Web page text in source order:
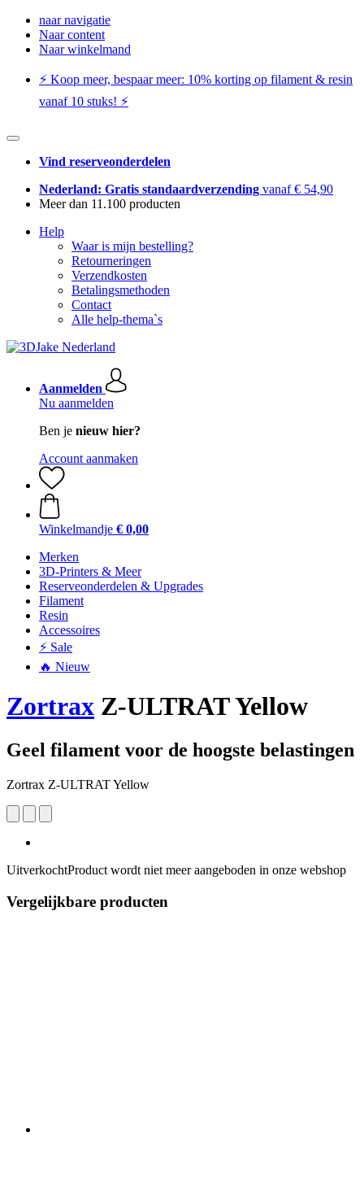
naar navigatie
Naar content
Naar winkelmand
⚡️ Koop meer, bespaar meer: ​​10% korting op filament & resin
vanaf 10 stuks! ⚡️
Vind reserveonderdelen
Nederland: Gratis standaardverzending vanaf € 54,90
Meer dan 11.100 producten
Help
Waar is mijn bestelling?
Retourneringen
Verzendkosten
Betalingsmethoden
Contact
Alle help-thema`s
Aanmelden
Nu aanmelden
Ben je nieuw hier?
Account aanmaken
Winkelmandje € 0,00
Merken
3D-Printers & Meer
Reserveonderdelen & Upgrades
Filament
Resin
Accessoires
⚡ Sale
🔥 Nieuw
Zortrax Z-ULTRAT Yellow
Geel filament voor de hoogste belastingen
Zortrax Z-ULTRAT Yellow
UitverkochtProduct wordt niet meer aangeboden in onze webshop
Vergelijkbare producten